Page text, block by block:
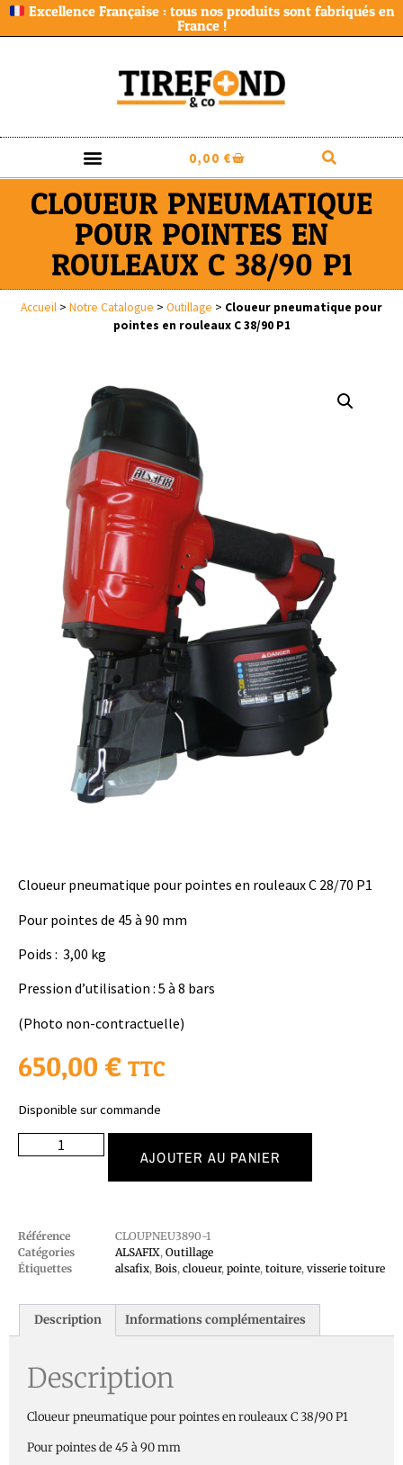
Excellence Française : tous nos produits sont fabriqués en
France !
0,00 €
CLOUEUR PNEUMATIQUE
POUR POINTES EN
ROULEAUX C 38/90 P1
Accueil > Notre Catalogue > Outillage > Cloueur pneumatique pour
pointes en rouleaux C 38/90 P1
Cloueur pneumatique pour pointes en rouleaux C 28/70 P1
Pour pointes de 45 à 90 mm
Poids : 3,00 kg
Pression d’utilisation : 5 à 8 bars
(Photo non-contractuelle)
650,00 € TTC
Disponible sur commande
AJOUTER AU PANIER
Référence
CLOUPNEU3890-1
Catégories
ALSAFIX, Outillage
Étiquettes
alsafix, Bois, cloueur, pointe, toiture, visserie toiture
Description Informations complémentaires
Description
Cloueur pneumatique pour pointes en rouleaux C 38/90 P1
Pour pointes de 45 à 90 mm